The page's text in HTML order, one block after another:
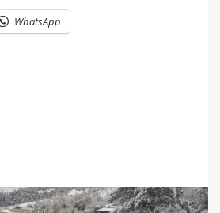
WhatsApp